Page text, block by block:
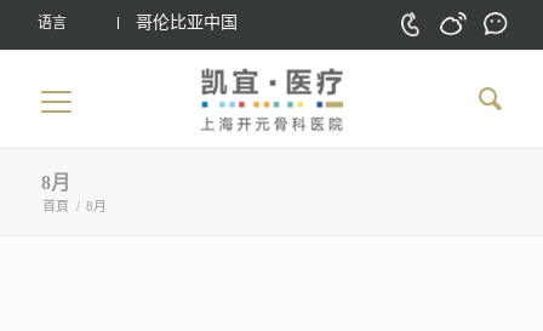
语言 哥伦比亚中国
8月
首頁 / 8月